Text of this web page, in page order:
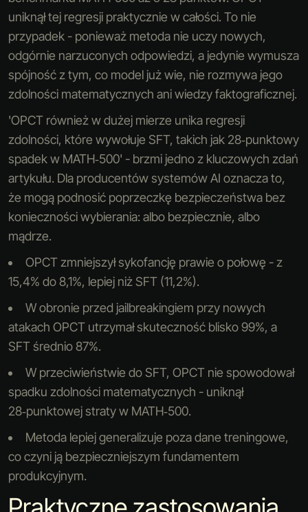
uniknął tej regresji praktycznie w całości. To nie
przypadek - ponieważ metoda nie uczy nowych,
odgórnie narzuconych odpowiedzi, a jedynie wymusza
spójność z tym, co model już wie, nie rozmywa jego
zdolności matematycznych ani wiedzy faktograficznej.
'OPCT również w dużej mierze unika regresji
zdolności, które wywołuje SFT, takich jak 28‑punktowy
spadek w MATH‑500' - brzmi jedno z kluczowych zdań
artykułu. Dla producentów systemów AI oznacza to,
że mogą podnosić poprzeczkę bezpieczeństwa bez
konieczności wybierania: albo bezpiecznie, albo
mądrze.
OPCT zmniejszył sykofancję prawie o połowę - z
15,4% do 8,1%, lepiej niż SFT (11,2%).
W obronie przed jailbreakingiem przy nowych
atakach OPCT utrzymał skuteczność blisko 99%, a
SFT średnio 87%.
W przeciwieństwie do SFT, OPCT nie spowodował
spadku zdolności matematycznych - uniknął
28‑punktowej straty w MATH‑500.
Metoda lepiej generalizuje poza dane treningowe,
co czyni ją bezpieczniejszym fundamentem
produkcyjnym.